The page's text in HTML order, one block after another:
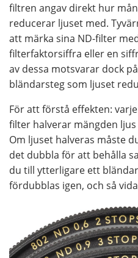
filtren angav direkt hur
reducerar ljuset med.
att märka sina ND-filter
filterfaktorsiffra eller en
av dessa motsvarar dock
bländarsteg som ljuset
För att förstå effekten:
filter halverar mängden
Om ljuset halveras måste
det dubbla för att behålla
du till ytterligare ett
fördubblas igen, och så